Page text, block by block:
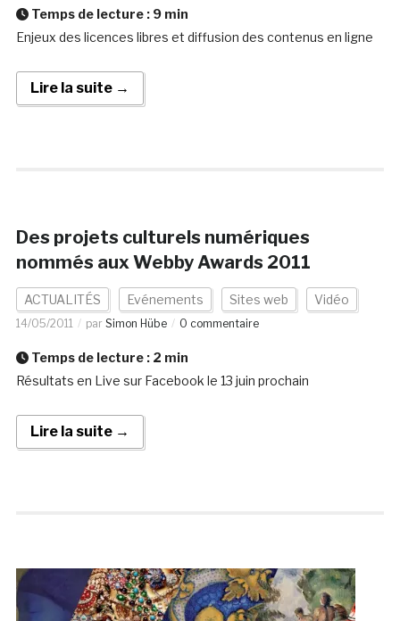
Temps de lecture : 9 min
Enjeux des licences libres et diffusion des contenus en ligne
Lire la suite →
Des projets culturels numériques
nommés aux Webby Awards 2011
ACTUALITÉS Evénements Sites web Vidéo
14/05/2011 par Simon Hübe 0 commentaire
Temps de lecture : 2 min
Résultats en Live sur Facebook le 13 juin prochain
Lire la suite →